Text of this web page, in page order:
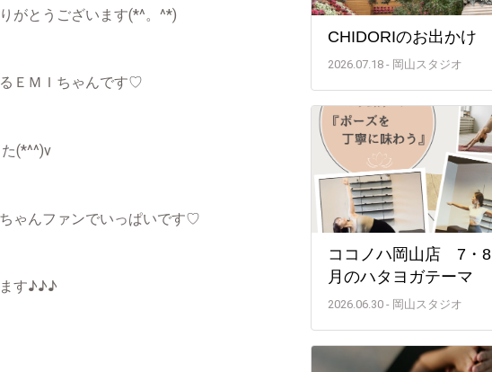
がとうございます(*^。^*)
ＥＭＩちゃんです♡
(*^^)v
ゃんファンでいっぱいです♡
す♪♪♪
CHIDORIのお出かけ
2026.07.18 - 岡山スタジオ
ココノハ岡山店 7・8
月のハタヨガテーマ
2026.06.30 - 岡山スタジオ